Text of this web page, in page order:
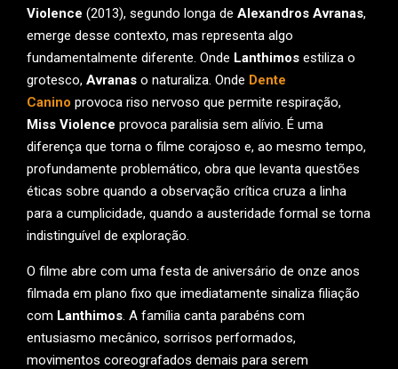
Violence (2013), segundo longa de Alexandros Avranas,
emerge desse contexto, mas representa algo
fundamentalmente diferente. Onde Lanthimos estiliza o
grotesco, Avranas o naturaliza. Onde Dente
Canino provoca riso nervoso que permite respiração,
Miss Violence provoca paralisia sem alívio. É uma
diferença que torna o filme corajoso e, ao mesmo tempo,
profundamente problemático, obra que levanta questões
éticas sobre quando a observação crítica cruza a linha
para a cumplicidade, quando a austeridade formal se torna
indistinguível de exploração.
O filme abre com uma festa de aniversário de onze anos
filmada em plano fixo que imediatamente sinaliza filiação
com Lanthimos. A família canta parabéns com
entusiasmo mecânico, sorrisos performados,
movimentos coreografados demais para serem